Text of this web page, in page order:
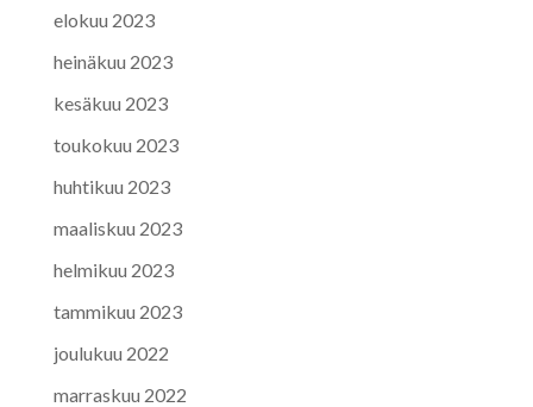
elokuu 2023
heinäkuu 2023
kesäkuu 2023
toukokuu 2023
huhtikuu 2023
maaliskuu 2023
helmikuu 2023
tammikuu 2023
joulukuu 2022
marraskuu 2022